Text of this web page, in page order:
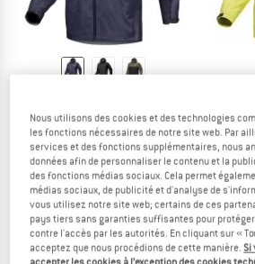
Beta Jacket
Veste imperméable
399,95 € à partir de 299,96 €
4,8(14)
499,95
Nous utilisons des cookies et des technologies
les fonctions nécessaires de notre site web. Par
services et des fonctions supplémentaires, nous
données afin de personnaliser le contenu et la
des fonctions médias sociaux. Cela permet
médias sociaux, de publicité et d'analyse de
vous utilisez notre site web; certains de ces
pays tiers sans garanties suffisantes pour
contre l'accès par les autorités. En cliquant sur «
acceptez que nous procédions de cette manière.Si